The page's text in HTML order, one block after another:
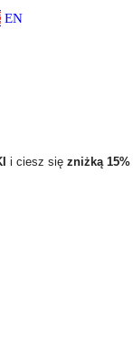
EN
i ciesz się zniżką 15%